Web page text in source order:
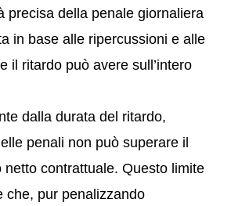
precisa della penale giornaliera
in base alle ripercussioni e alle
il ritardo può avere sull’intero
dalla durata del ritardo,
penali non può superare il
netto contrattuale. Questo limite
che, pur penalizzando